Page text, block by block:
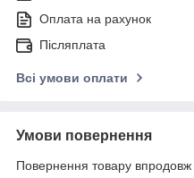
Оплата на рахунок
Післяплата
Всі умови оплати
Умови повернення
Повернення товару впродовж